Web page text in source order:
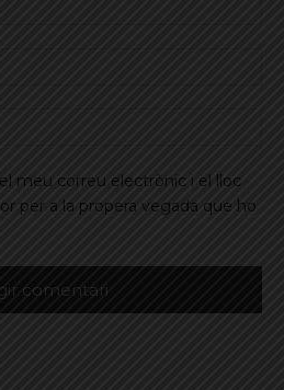
meu correu electrònic i el lloc
per a la propera vegada que ho